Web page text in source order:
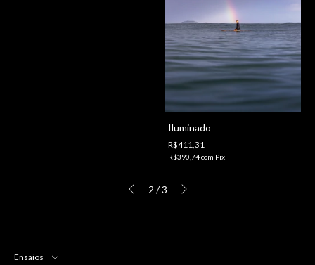
Iluminado
R$411,31
R$390,74com Pix
2 / 3
Ensaios